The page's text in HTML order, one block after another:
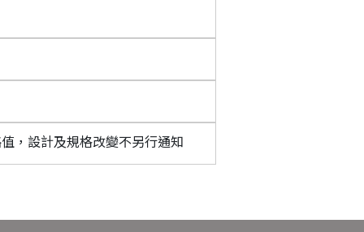
，設計及規格改變不另行通知